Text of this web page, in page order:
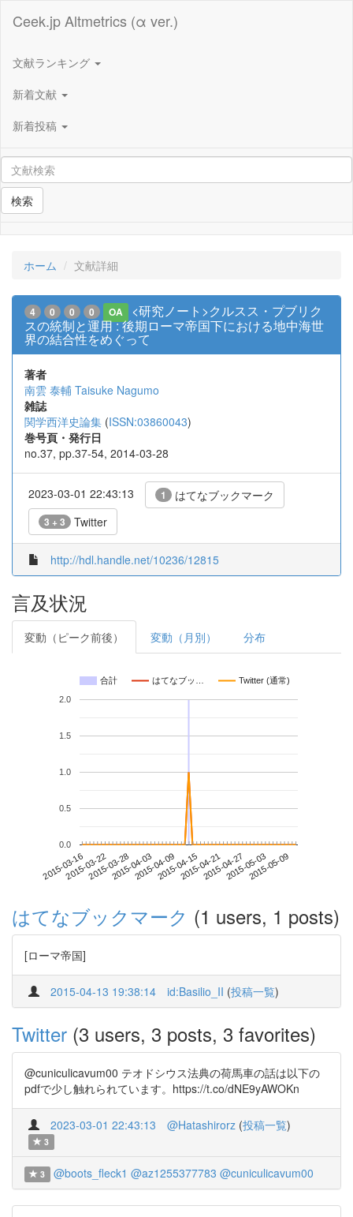
Ceek.jp Altmetrics (α ver.)
文献ランキング
新着文献
新着投稿
検索
ホーム 文献詳細
4 0 0 0 OA
<研究ノート>クルスス・プブリク
スの統制と運用 : 後期ローマ帝国下における地中海世
界の結合性をめぐって
著者
南雲 泰輔 Taisuke Nagumo
雑誌
関学西洋史論集 (ISSN:03860043)
巻号頁・発行日
no.37, pp.37-54, 2014-03-28
2023-03-01 22:43:13 1 はてなブックマーク
3 + 3 Twitter
http://hdl.handle.net/10236/12815
言及状況
変動（ピーク前後） 変動（月別） 分布
合計 はてなブッ… Twitter (通常)
2015-03-162015-03-222015-03-282015-04-032015-04-092015-04-152015-04-212015-04-272015-05-032015-05-09
0.0
0.5
1.0
1.5
2.0
はてなブックマーク (1 users, 1 posts)
[ローマ帝国]
2015-04-13 19:38:14 id:Basilio_II (投稿一覧)
Twitter (3 users, 3 posts, 3 favorites)
@cuniculicavum00 テオドシウス法典の荷馬車の話は以下の
pdfで少し触れられています。https://t.co/dNE9yAWOKn
2023-03-01 22:43:13 @Hatashirorz (投稿一覧)
3
3 @boots_fleck1 @az1255377783 @cuniculicavum00